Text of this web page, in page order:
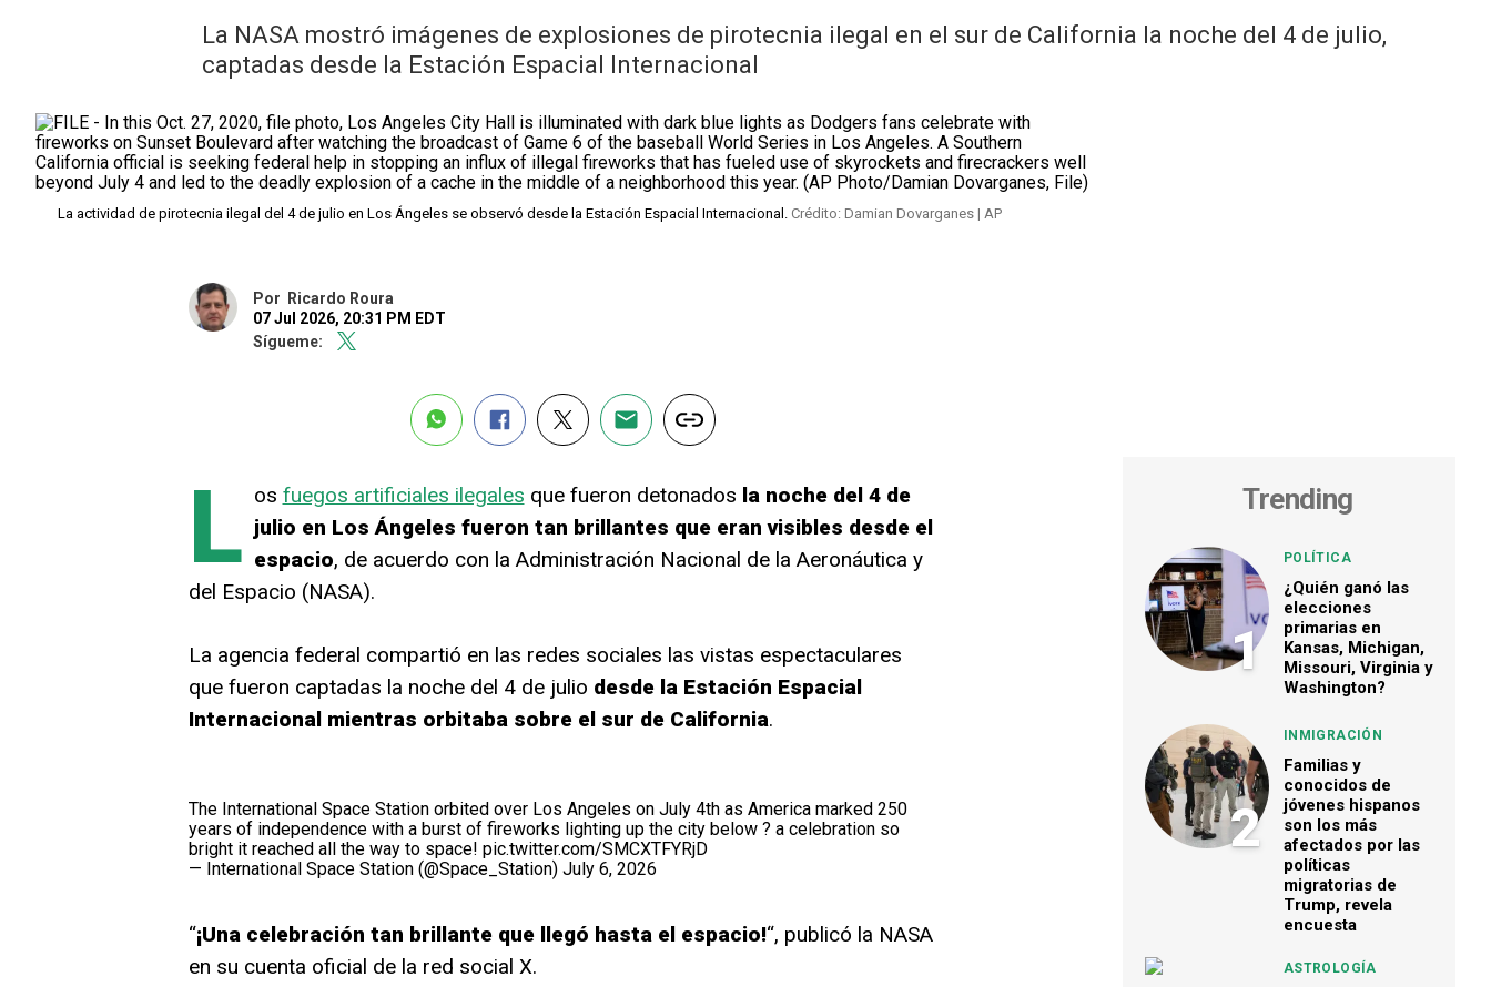
La NASA mostró imágenes de explosiones de pirotecnia ilegal en el sur de California la noche del 4 de julio,
captadas desde la Estación Espacial Internacional
La actividad de pirotecnia ilegal del 4 de julio en Los Ángeles se observó desde la Estación Espacial Internacional. Crédito: Damian Dovarganes | AP
Por
Ricardo Roura
07 Jul 2026, 20:31 PM EDT
Sígueme:
L os fuegos artificiales ilegales que fueron detonados la noche del 4 de
julio en Los Ángeles fueron tan brillantes que eran visibles desde el
espacio, de acuerdo con la Administración Nacional de la Aeronáutica y
del Espacio (NASA).
La agencia federal compartió en las redes sociales las vistas espectaculares
que fueron captadas la noche del 4 de julio desde la Estación Espacial
Internacional mientras orbitaba sobre el sur de California.
The International Space Station orbited over Los Angeles on July 4th as America marked 250
years of independence with a burst of fireworks lighting up the city below ? a celebration so
bright it reached all the way to space! pic.twitter.com/SMCXTFYRjD
— International Space Station (@Space_Station) July 6, 2026
“¡Una celebración tan brillante que llegó hasta el espacio!“, publicó la NASA
en su cuenta oficial de la red social X.
Trending
1
POLÍTICA
¿Quién ganó las
elecciones
primarias en
Kansas, Michigan,
Missouri, Virginia y
Washington?
2
INMIGRACIÓN
Familias y
conocidos de
jóvenes hispanos
son los más
afectados por las
políticas
migratorias de
Trump, revela
encuesta
ASTROLOGÍA